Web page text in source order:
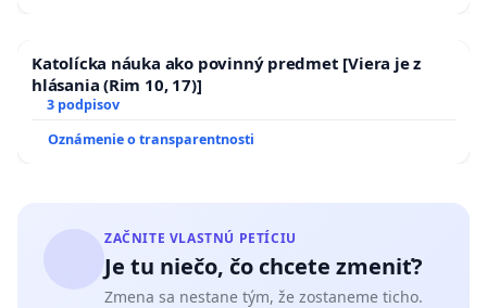
Katolícka náuka ako povinný predmet [Viera je z
hlásania (Rim 10, 17)]
3 podpisov
Oznámenie o transparentnosti
ZAČNITE VLASTNÚ PETÍCIU
Je tu niečo, čo chcete zmeniť?
Zmena sa nestane tým, že zostaneme ticho.